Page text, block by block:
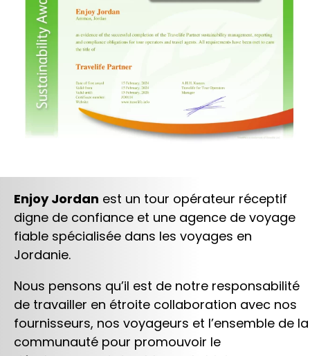
Enjoy Jordan est un tour opérateur réceptif
digne de confiance et une agence de voyage
fiable spécialisée dans les voyages en
Jordanie.
Nous pensons qu’il est de notre responsabilité
de travailler en étroite collaboration avec nos
fournisseurs, nos voyageurs et l’ensemble de la
communauté pour promouvoir le